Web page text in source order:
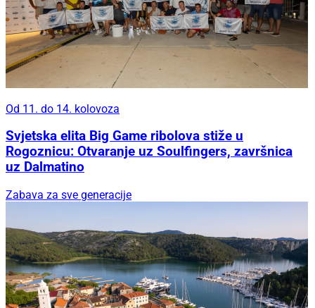
Od 11. do 14. kolovoza
Svjetska elita Big Game ribolova stiže u
Rogoznicu: Otvaranje uz Soulfingers, završnica
uz Dalmatino
Zabava za sve generacije